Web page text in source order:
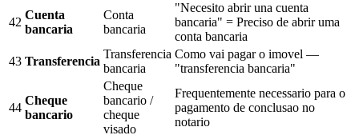
42
Cuenta
bancaria
Conta
bancaria
"Necesito abrir una cuenta
bancaria" = Preciso de abrir uma
conta bancaria
43 Transferencia
Transferencia
bancaria
Como vai pagar o imovel —
"transferencia bancaria"
44
Cheque
bancario
Cheque
bancario /
cheque
visado
Frequentemente necessario para o
pagamento de conclusao no
notario